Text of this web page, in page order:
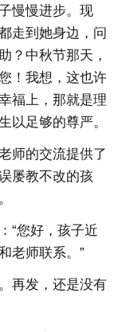
慢慢进步。现
走到她身边，问
？中秋节那天，
！我想，这也许
福上，那就是理
以足够的尊严。
师的交流提供了
屡教不改的孩
“您好，孩子近
老师联系。”
再发，还是没有